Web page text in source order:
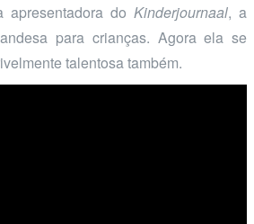
do Kinderjournaal, a
para crianças. Agora ela se
talentosa também.